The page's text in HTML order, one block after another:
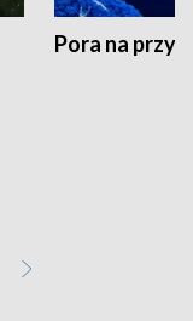
Pora na